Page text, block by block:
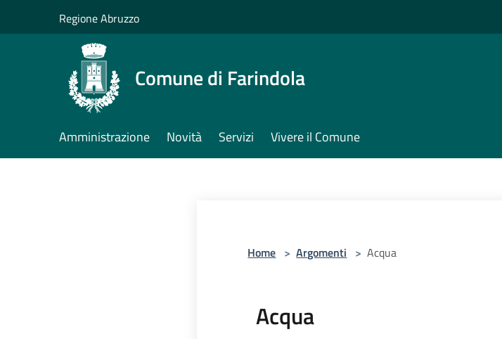
Regione Abruzzo
Comune di Farindola
Amministrazione Novità Servizi Vivere il Comune
Home > Argomenti > Acqua
Acqua